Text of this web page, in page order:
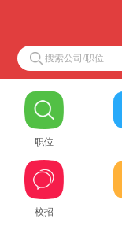
搜索公司/职位
职位
校招